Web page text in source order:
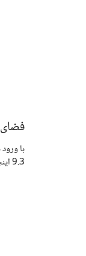
9.3 اینچی دیده می شود. رنو در مجموع شش پورت USB-C (دو عدد برای هر ردیف صندلی)، یک پد شارژ بی‌سیم و دو خروجی ۱۲ ولت به این خودرو اضافه کرده است.